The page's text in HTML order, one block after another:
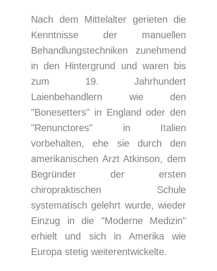
Nach dem Mittelalter gerieten die
Kenntnisse der manuellen
Behandlungstechniken zunehmend
in den Hintergrund und waren bis
zum 19. Jahrhundert
Laienbehandlern wie den
"Bonesetters" in England oder den
"Renunctores" in Italien
vorbehalten, ehe sie durch den
amerikanischen Arzt Atkinson, dem
Begründer der ersten
chiropraktischen Schule
systematisch gelehrt wurde, wieder
Einzug in die "Moderne Medizin"
erhielt und sich in Amerika wie
Europa stetig weiterentwickelte.